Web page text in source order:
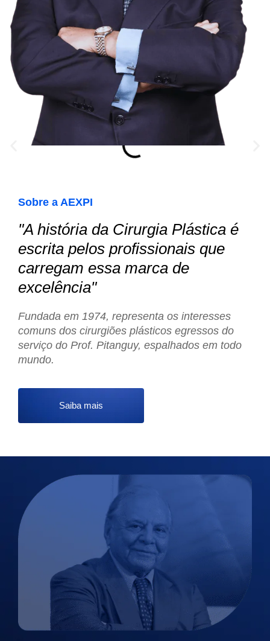
Sobre a AEXPI
"A história da Cirurgia Plástica é
escrita pelos profissionais que
carregam essa marca de
excelência"
Fundada em 1974, representa os interesses
comuns dos cirurgiões plásticos egressos do
serviço do Prof. Pitanguy, espalhados em todo
mundo.
Saiba mais